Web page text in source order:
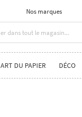
Nos marques
ART DU PAPIER DÉCO